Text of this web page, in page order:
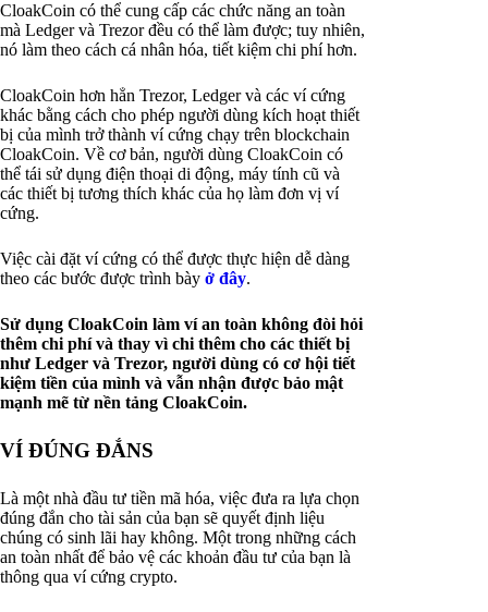
CloakCoin có thể cung cấp các chức năng an toàn
mà Ledger và Trezor đều có thể làm được; tuy nhiên,
nó làm theo cách cá nhân hóa, tiết kiệm chi phí hơn.
CloakCoin hơn hẳn Trezor, Ledger và các ví cứng
khác bằng cách cho phép người dùng kích hoạt thiết
bị của mình trở thành ví cứng chạy trên blockchain
CloakCoin. Về cơ bản, người dùng CloakCoin có
thể tái sử dụng điện thoại di động, máy tính cũ và
các thiết bị tương thích khác của họ làm đơn vị ví
cứng.
Việc cài đặt ví cứng có thể được thực hiện dễ dàng
theo các bước được trình bày ở đây.
Sử dụng CloakCoin làm ví an toàn không đòi hỏi
thêm chi phí và thay vì chi thêm cho các thiết bị
như Ledger và Trezor, người dùng có cơ hội tiết
kiệm tiền của mình và vẫn nhận được bảo mật
mạnh mẽ từ nền tảng CloakCoin.
VÍ ĐÚNG ĐẮNS
Là một nhà đầu tư tiền mã hóa, việc đưa ra lựa chọn
đúng đắn cho tài sản của bạn sẽ quyết định liệu
chúng có sinh lãi hay không. Một trong những cách
an toàn nhất để bảo vệ các khoản đầu tư của bạn là
thông qua ví cứng crypto.